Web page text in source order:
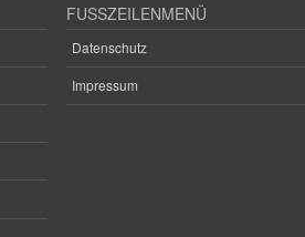
FUSSZEILENMENÜ
Datenschutz
Impressum